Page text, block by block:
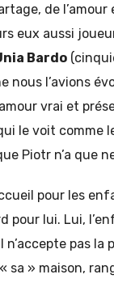
de l’amour
eux aussi
Bardo
nous l’avions
vrai et
le voit comme
Piotr n’a que
pour les
pour lui. Lui,
pas la
sa » maison,